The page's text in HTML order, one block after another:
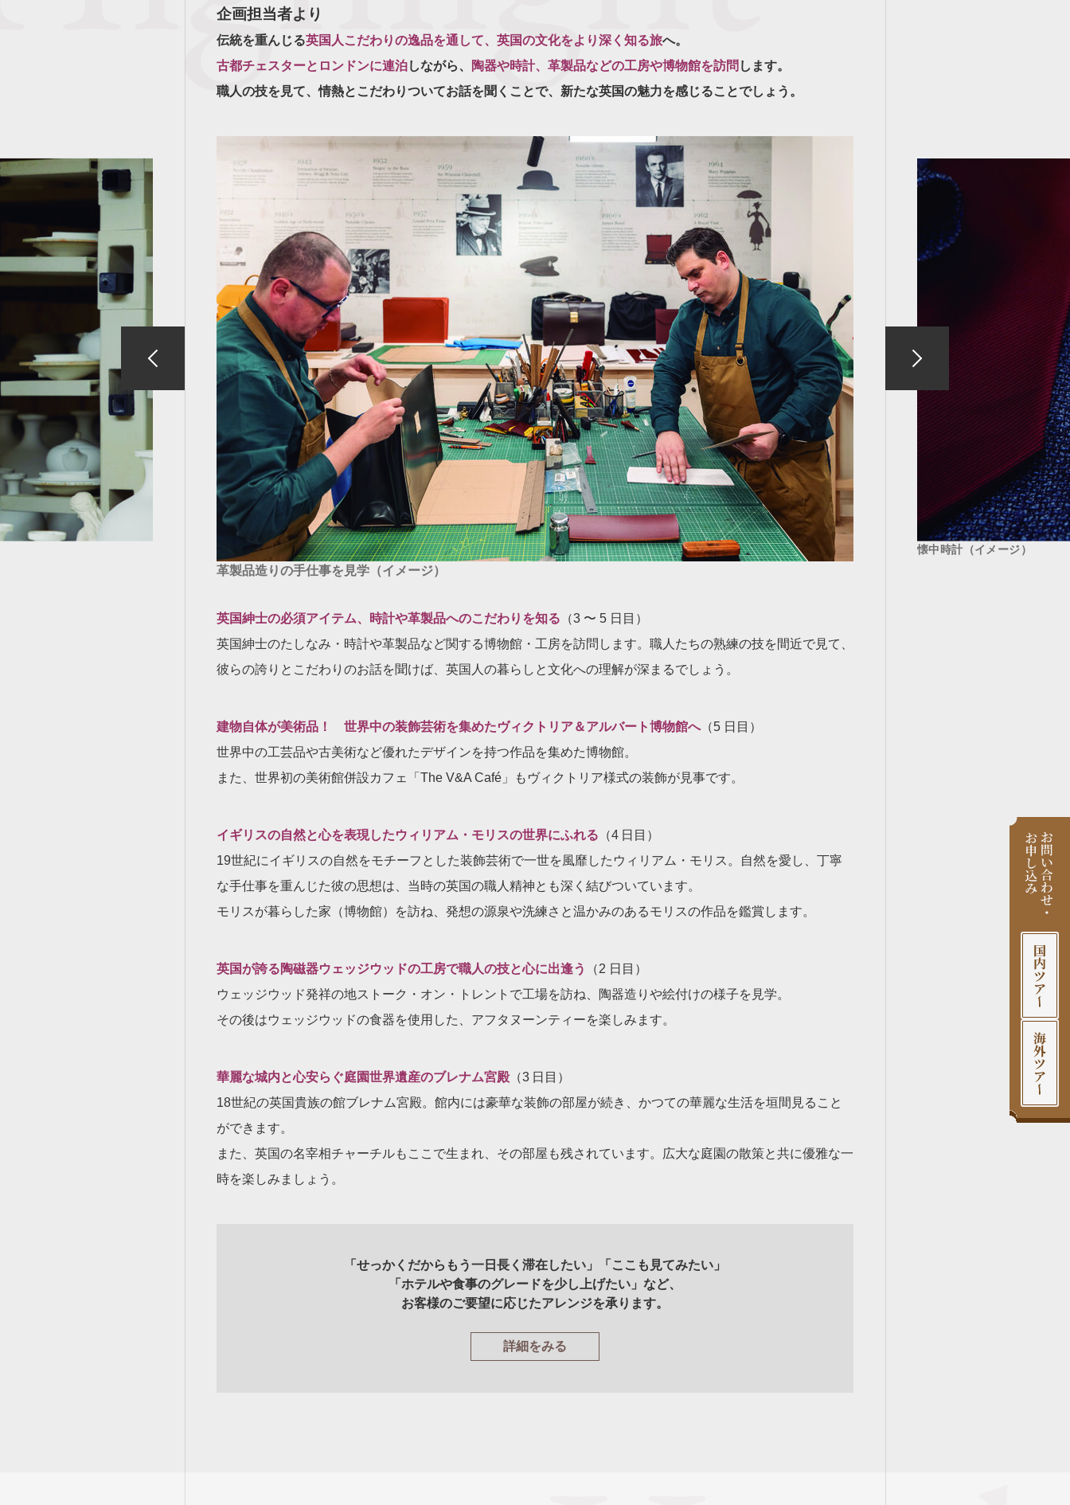
企画担当者より
伝統を重んじる英国人こだわりの逸品を通して、英国の文化をより深く知る旅へ。
古都チェスターとロンドンに連泊しながら、 陶器や時計、革製品などの工房や博物館を訪問 します。
職人の技を見て、情熱とこだわりついてお話を聞くことで、新たな英国の魅力を感じることでしょう。
革製品造りの手仕事を見学（イメージ）
懐中時計（イメージ）
英国紳士の必須アイテム、時計や革製品へのこだわりを知る （3 〜 5 日目）
英国紳士のたしなみ・時計や革製品など関する博物館・工房を訪問します。職人たちの熟練の技を間近で見て、
彼らの誇りとこだわりのお話を聞けば、英国人の暮らしと文化への理解が深まるでしょう。
建物自体が美術品！ 世界中の装飾芸術を集めたヴィクトリア＆アルバート博物館へ（5 日目）
世界中の工芸品や古美術など優れたデザインを持つ作品を集めた博物館。
また、世界初の美術館併設カフェ「The V&A Café」もヴィクトリア様式の装飾が見事です。
イギリスの自然と心を表現したウィリアム・モリスの世界にふれる （4 日目）
19世紀にイギリスの自然をモチーフとした装飾芸術で一世を風靡したウィリアム・モリス。自然を愛し、丁寧
な手仕事を重んじた彼の思想は、当時の英国の職人精神とも深く結びついています。
モリスが暮らした家（博物館）を訪ね、発想の源泉や洗練さと温かみのあるモリスの作品を鑑賞します。
英国が誇る陶磁器ウェッジウッドの工房で職人の技と心に出逢う
（2 日目）
ウェッジウッド発祥の地ストーク・オン・トレントで工場を訪ね、陶器造りや絵付けの様子を見学。
その後はウェッジウッドの食器を使用した、アフタヌーンティーを楽しみます。
華麗な城内と心安らぐ庭園世界遺産のブレナム宮殿（3 日目）
18世紀の英国貴族の館ブレナム宮殿。館内には豪華な装飾の部屋が続き、かつての華麗な生活を垣間見ること
ができます。
また、英国の名宰相チャーチルもここで生まれ、その部屋も残されています。広大な庭園の散策と共に優雅な一
時を楽しみましょう。
「せっかくだからもう一日長く滞在したい」「ここも見てみたい」
「ホテルや食事のグレードを少し上げたい」など、
お客様のご要望に応じたアレンジを承ります。
詳細をみる